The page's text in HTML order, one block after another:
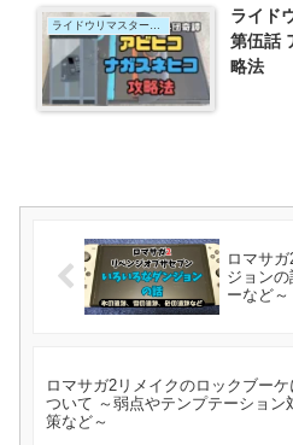
ライドウリマスター超力兵団奇譚
ライド
第伍話
略法
ロマサ
ジョン
ーなど～
ロマサガ2リメイクのロックブーケ
ついて ～弱点やテンプテーション
策など～